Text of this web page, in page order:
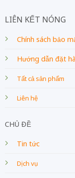
LIÊN KẾT NÓNG
Chính sách bảo
Hướng dẫn đặt
Tất cả sản phẩm
Liên hệ
CHỦ ĐỀ
Tin tức
Dịch vụ